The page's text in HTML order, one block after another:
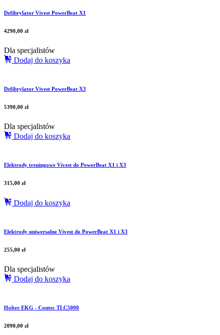
Defibrylator Vivest PowerBeat X1
4290,00 zł
Dla specjalistów
Dodaj do koszyka
Defibrylator Vivest PowerBeat X3
5390,00 zł
Dla specjalistów
Dodaj do koszyka
Elektrody treningowe Vivest do PowerBeat X1 i X3
315,00 zł
Dodaj do koszyka
Elektrody uniwersalne Vivest do PowerBeat X1 i X3
255,00 zł
Dla specjalistów
Dodaj do koszyka
Holter EKG - Contec TLC5000
2090,00 zł